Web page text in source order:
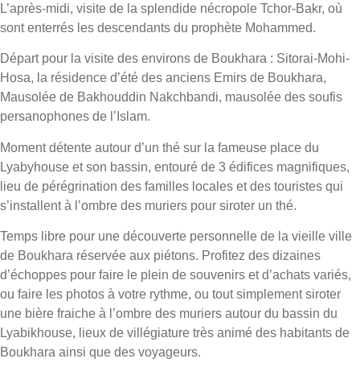
L’après-midi, visite de la splendide nécropole Tchor-Bakr, où
sont enterrés les descendants du prophète Mohammed.
Départ pour la visite des environs de Boukhara : Sitorai-Mohi-
Hosa, la résidence d’été des anciens Emirs de Boukhara,
Mausolée de Bakhouddin Nakchbandi, mausolée des soufis
persanophones de l’Islam.
Moment détente autour d’un thé sur la fameuse place du
Lyabyhouse et son bassin, entouré de 3 édifices magnifiques,
lieu de pérégrination des familles locales et des touristes qui
s’installent à l’ombre des muriers pour siroter un thé.
Temps libre pour une découverte personnelle de la vieille ville
de Boukhara réservée aux piétons. Profitez des dizaines
d’échoppes pour faire le plein de souvenirs et d’achats variés,
ou faire les photos à votre rythme, ou tout simplement siroter
une bière fraiche à l’ombre des muriers autour du bassin du
Lyabikhouse, lieux de villégiature très animé des habitants de
Boukhara ainsi que des voyageurs.